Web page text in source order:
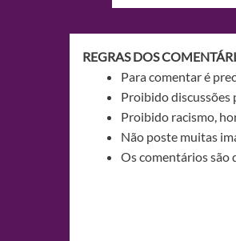
REGRAS DOS
Para comentar é
Proibido discussões
Proibido racismo,
Não poste muitas
Os comentários são